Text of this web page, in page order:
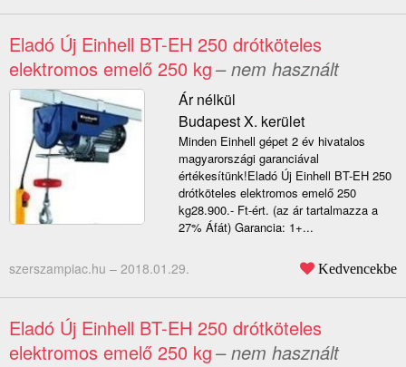
Eladó Új Einhell BT-EH 250 drótköteles
elektromos emelő 250 kg– nem használt
Ár nélkül
Budapest X. kerület
Minden Einhell gépet 2 év hivatalos
magyarországi garanciával
értékesítünk!Eladó Új Einhell BT-EH 250
drótköteles elektromos emelő 250
kg28.900.- Ft-ért. (az ár tartalmazza a
27% Áfát) Garancia: 1+...
szerszampiac.hu – 2018.01.29. Kedvencekbe
Eladó Új Einhell BT-EH 250 drótköteles
elektromos emelő 250 kg– nem használt